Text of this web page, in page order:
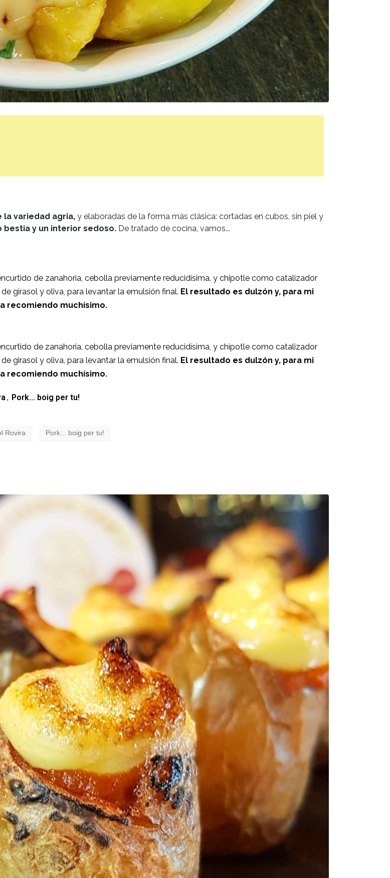
la variedad agria, y elaboradas de la forma más clásica: cortadas en cubos, sin piel y
bestia y un interior sedoso. De tratado de cocina, vamos...
de zanahoria, cebolla previamente reducidísima, y chipotle como catalizador
girasol y oliva, para levantar la emulsión final. El resultado es dulzón y, para mi
recomiendo muchísimo.
de zanahoria, cebolla previamente reducidísima, y chipotle como catalizador
girasol y oliva, para levantar la emulsión final. El resultado es dulzón y, para mi
recomiendo muchísimo.
, Pork... boig per tu!
Rovira Pork... boig per tu!